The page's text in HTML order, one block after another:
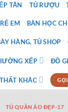
TÂN TỦ RƯỢU
EM BÀN HỌC
HÀNG, TỦ SHOP
XẾP ĐỒ
KHÁC
TỦ QUẦN ÁO ĐẸP-17